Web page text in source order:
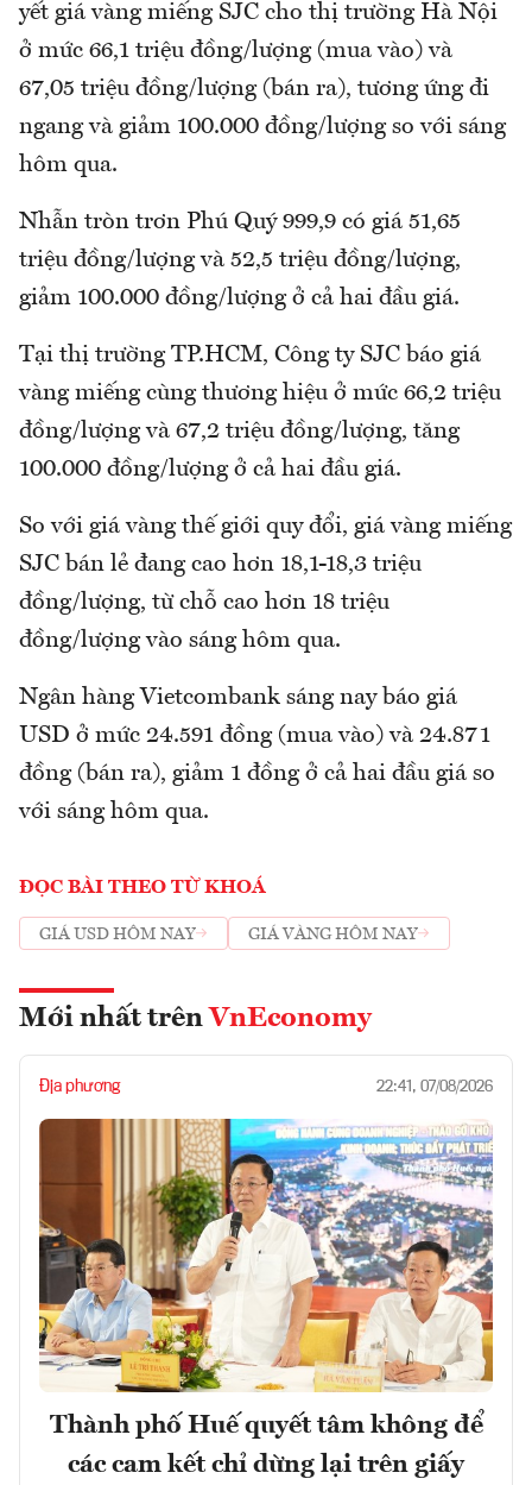
yết giá vàng miếng SJC cho thị trường Hà Nội
ở mức 66,1 triệu đồng/lượng (mua vào) và
67,05 triệu đồng/lượng (bán ra), tương ứng đi
ngang và giảm 100.000 đồng/lượng so với sáng
hôm qua.
Nhẫn tròn trơn Phú Quý 999,9 có giá 51,65
triệu đồng/lượng và 52,5 triệu đồng/lượng,
giảm 100.000 đồng/lượng ở cả hai đầu giá.
Tại thị trường TP.HCM, Công ty SJC báo giá
vàng miếng cùng thương hiệu ở mức 66,2 triệu
đồng/lượng và 67,2 triệu đồng/lượng, tăng
100.000 đồng/lượng ở cả hai đầu giá.
So với giá vàng thế giới quy đổi, giá vàng miếng
SJC bán lẻ đang cao hơn 18,1-18,3 triệu
đồng/lượng, từ chỗ cao hơn 18 triệu
đồng/lượng vào sáng hôm qua.
Ngân hàng Vietcombank sáng nay báo giá
USD ở mức 24.591 đồng (mua vào) và 24.871
đồng (bán ra), giảm 1 đồng ở cả hai đầu giá so
với sáng hôm qua.
ĐỌC BÀI THEO TỪ KHOÁ
GIÁ USD HÔM NAY GIÁ VÀNG HÔM NAY
Mới nhất trên VnEconomy
Địa phương 22:41, 07/08/2026
Thành phố Huế quyết tâm không để
các cam kết chỉ dừng lại trên giấy